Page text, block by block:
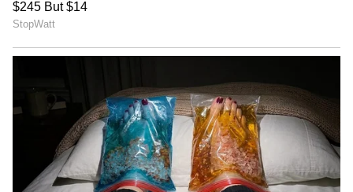
வாகனங்கள் 2வது நிழற்சாலையில் நல்லி
சில்க்ஸ் அருகே 3வது பிரதான சாலையில்
இடது புறம் திரும்பி 4வது நிழற்சாலை
வேண்டும்.
புளுஸ்டார் சந்திப்பில் 5வது
நிழற்சாலையிருந்து (ஜெஸ்சி மோசஸ்